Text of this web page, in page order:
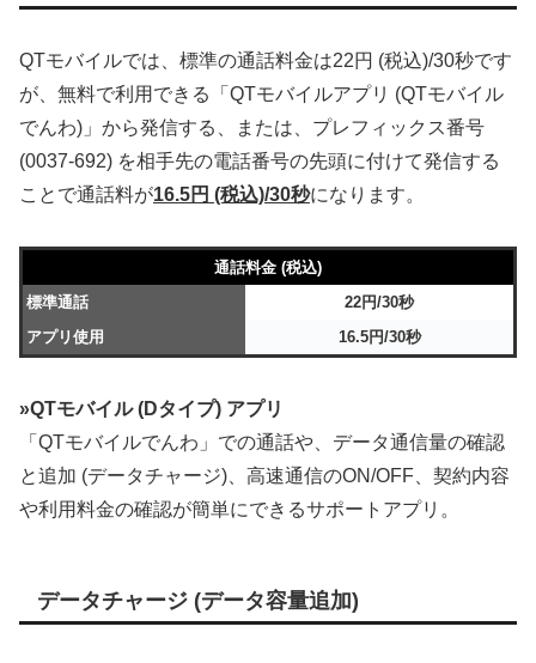
QTモバイルでは、標準の通話料金は22円 (税込)/30秒です
が、無料で利用できる「QTモバイルアプリ (QTモバイル
でんわ)」から発信する、または、プレフィックス番号
(0037-692) を相手先の電話番号の先頭に付けて発信する
ことで通話料が16.5円 (税込)/30秒になります。
通話料金 (税込)
標準通話
22円/30秒
アプリ使用
16.5円/30秒
»QTモバイル (Dタイプ) アプリ
「QTモバイルでんわ」での通話や、データ通信量の確認
と追加 (データチャージ)、高速通信のON/OFF、契約内容
や利用料金の確認が簡単にできるサポートアプリ。
データチャージ (データ容量追加)